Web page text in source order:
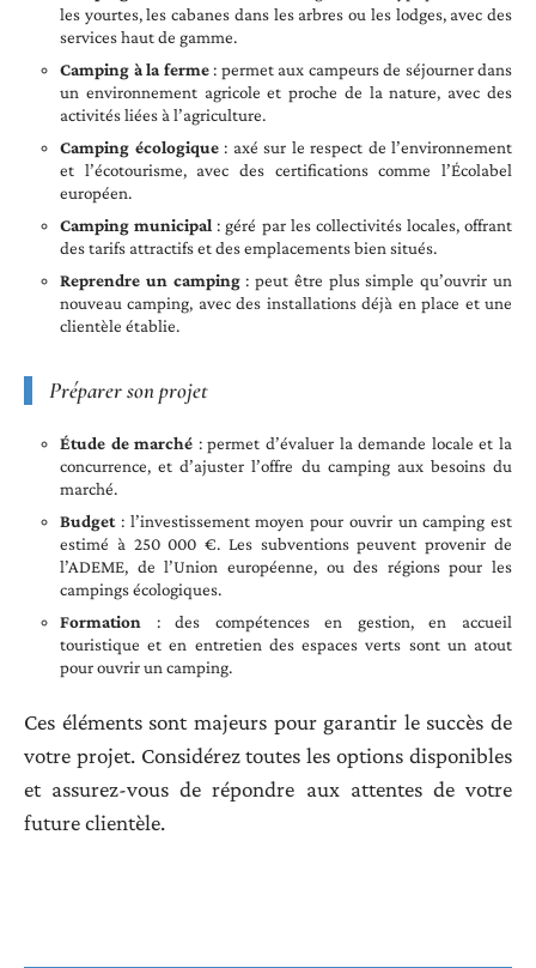
les yourtes, les cabanes dans les arbres ou les lodges, avec des
services haut de gamme.
Camping à la ferme: permet aux campeurs de séjourner dans
un environnement agricole et proche de la nature, avec des
activités liées à l’agriculture.
Camping écologique: axé sur le respect de l’environnement
et l’écotourisme, avec des certifications comme l’Écolabel
européen.
Camping municipal : géré par les collectivités locales, offrant
des tarifs attractifs et des emplacements bien situés.
Reprendre un camping: peut être plus simple qu’ouvrir un
nouveau camping, avec des installations déjà en place et une
clientèle établie.
Préparer son projet
Étude de marché : permet d’évaluer la demande locale et la
concurrence, et d’ajuster l’offre du camping aux besoins du
marché.
Budget: l’investissement moyen pour ouvrir un camping est
estimé à 250 000 €. Les subventions peuvent provenir de
l’ADEME, de l’Union européenne, ou des régions pour les
campings écologiques.
Formation : des compétences en gestion, en accueil
touristique et en entretien des espaces verts sont un atout
pour ouvrir un camping.
Ces éléments sont majeurs pour garantir le succès de
votre projet. Considérez toutes les options disponibles
et assurez-vous de répondre aux attentes de votre
future clientèle.